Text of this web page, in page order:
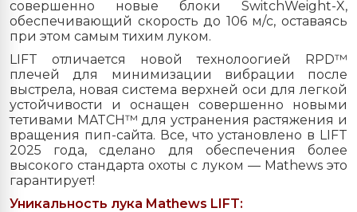
совершенно новые блоки SwitchWeight-X,
обеспечивающий скорость до 106 м/с, оставаясь
при этом самым тихим луком.
LIFT отличается новой технолоогией RPD™
плечей для минимизации вибрации после
выстрела, новая система верхней оси для легкой
устойчивости и оснащен совершенно новыми
тетивами MATCH™ для устранения растяжения и
вращения пип-сайта. Все, что установлено в LIFT
2025 года, сделано для обеспечения более
высокого стандарта охоты с луком — Mathews это
гарантирует!
Уникальность лука Mathews LIFT: